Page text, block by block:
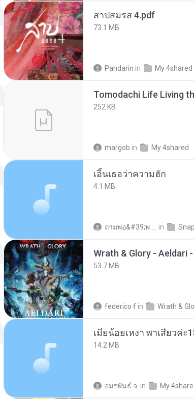
สาปสมรส 4.pdf
73.1 MB
Pandarin in My 4shared
252 KB
margob in My 4shared
เอิ้นเธอว่าความฮัก
4.1 MB
in
53.7 MB
federico f in Wrath &
14.2 MB
อมรพันธ์ จ. in My